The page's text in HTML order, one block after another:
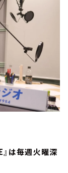
は毎週火曜深